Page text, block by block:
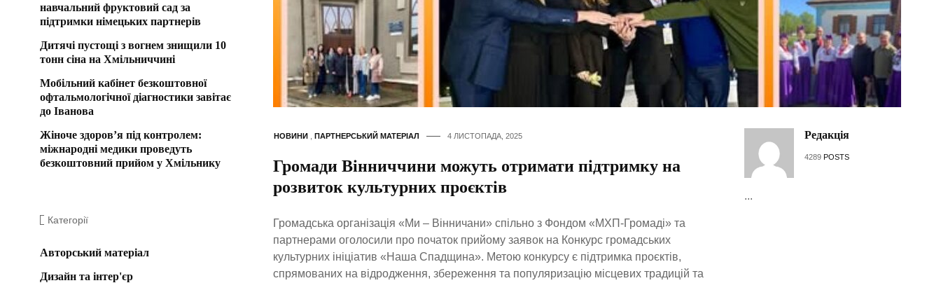
НОВИНИ, ПАРТНЕРСЬКИЙ МАТЕРІАЛ 4 ЛИСТОПАДА, 2025
Громади Вінниччини можуть отримати підтримку на
розвиток культурних проєктів
Громадська організація «Ми – Вінничани» спільно з Фондом «МХП-Громаді» та
партнерами оголосили про початок прийому заявок на Конкурс громадських
культурних ініціатив «Наша Спадщина». Метою конкурсу є підтримка проєктів,
спрямованих на відродження, збереження та популяризацію місцевих традицій та
Редакція
4289 POSTS
...
навчальний фруктовий сад за
підтримки німецьких партнерів
Дитячі пустощі з вогнем знищили 10
тонн сіна на Хмільниччині
Мобільний кабінет безкоштовної
офтальмологічної діагностики завітає
до Іванова
Жіноче здоров’я під контролем:
міжнародні медики проведуть
безкоштовний прийом у Хмільнику
Категорії
Авторський матеріал
Дизайн та інтер'єр